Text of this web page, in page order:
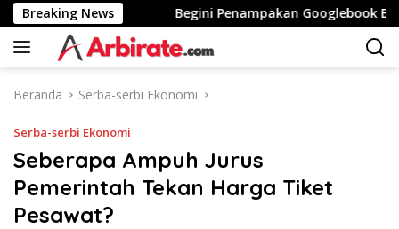
Langsung
ke
konten
Breaking News
Stunting Begini Penampakan Googlebook Bikinan
Beranda Serba-serbi Ekonomi
Serba-serbi Ekonomi
Seberapa Ampuh Jurus
Pemerintah Tekan Harga Tiket
Pesawat?